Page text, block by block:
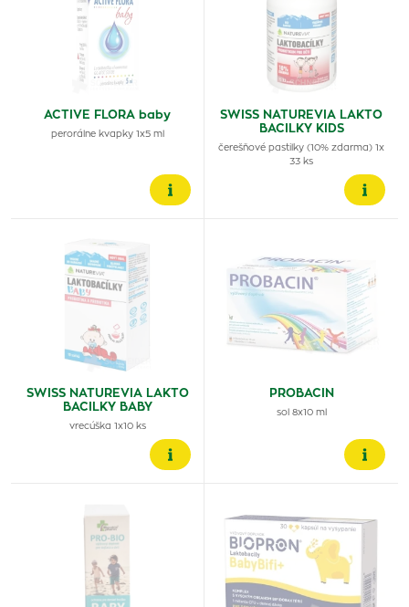
ACTIVE FLORA baby
perorálne kvapky 1x5 ml
SWISS NATUREVIA LAKTO
BACILKY KIDS
čerešňové pastilky (10% zdarma) 1x
33 ks
SWISS NATUREVIA LAKTO
BACILKY BABY
vrecúška 1x10 ks
PROBACIN
sol 8x10 ml